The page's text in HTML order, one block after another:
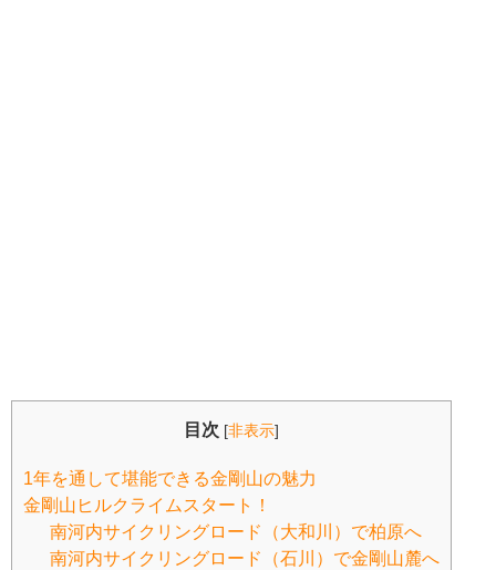
目次 [非表示]
1年を通して堪能できる金剛山の魅力
金剛山ヒルクライムスタート！
南河内サイクリングロード（大和川）で柏原へ
南河内サイクリングロード（石川）で金剛山麓へ